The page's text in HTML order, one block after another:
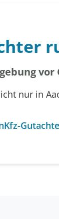
vor
nur in
Kfz-